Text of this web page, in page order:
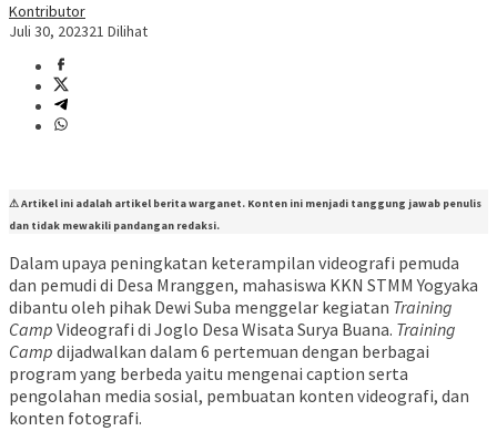
Kontributor
Juli 30, 202321 Dilihat
⚠ Artikel ini adalah artikel berita warganet. Konten ini menjadi tanggung jawab penulis
dan tidak mewakili pandangan redaksi.
Dalam upaya peningkatan keterampilan videografi pemuda
dan pemudi di Desa Mranggen, mahasiswa KKN STMM Yogyaka
dibantu oleh pihak Dewi Suba menggelar kegiatan Training
Camp Videografi di Joglo Desa Wisata Surya Buana. Training
Camp dijadwalkan dalam 6 pertemuan dengan berbagai
program yang berbeda yaitu mengenai caption serta
pengolahan media sosial, pembuatan konten videografi, dan
konten fotografi.